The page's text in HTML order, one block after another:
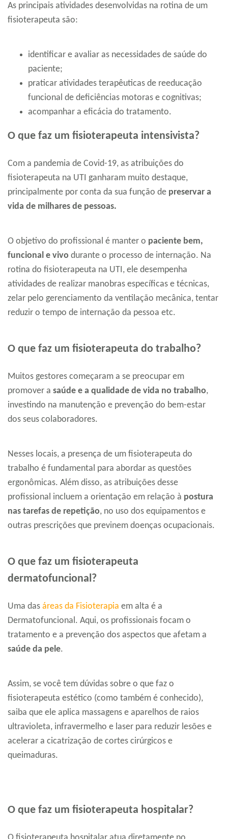
As principais atividades desenvolvidas na rotina de um
fisioterapeuta são:
identificar e avaliar as necessidades de saúde do
paciente;
praticar atividades terapêuticas de reeducação
funcional de deficiências motoras e cognitivas;
acompanhar a eficácia do tratamento.
O que faz um fisioterapeuta intensivista?
Com a pandemia de Covid-19, as atribuições do
fisioterapeuta na UTI ganharam muito destaque,
principalmente por conta da sua função de preservar a
vida de milhares de pessoas.
O objetivo do profissional é manter o paciente bem,
funcional e vivo durante o processo de internação. Na
rotina do fisioterapeuta na UTI, ele desempenha
atividades de realizar manobras específicas e técnicas,
zelar pelo gerenciamento da ventilação mecânica, tentar
reduzir o tempo de internação da pessoa etc.
O que faz um fisioterapeuta do trabalho?
Muitos gestores começaram a se preocupar em
promover a saúde e a qualidade de vida no trabalho,
investindo na manutenção e prevenção do bem-estar
dos seus colaboradores.
Nesses locais, a presença de um fisioterapeuta do
trabalho é fundamental para abordar as questões
ergonômicas. Além disso, as atribuições desse
profissional incluem a orientação em relação à postura
nas tarefas de repetição, no uso dos equipamentos e
outras prescrições que previnem doenças ocupacionais.
O que faz um fisioterapeuta
dermatofuncional?
Uma das áreas da Fisioterapia em alta é a
Dermatofuncional. Aqui, os profissionais focam o
tratamento e a prevenção dos aspectos que afetam a
saúde da pele.
Assim, se você tem dúvidas sobre o que faz o
fisioterapeuta estético (como também é conhecido),
saiba que ele aplica massagens e aparelhos de raios
ultravioleta, infravermelho e laser para reduzir lesões e
acelerar a cicatrização de cortes cirúrgicos e
queimaduras.
O que faz um fisioterapeuta hospitalar?